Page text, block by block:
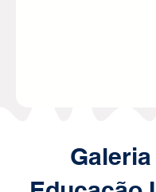
Galeria